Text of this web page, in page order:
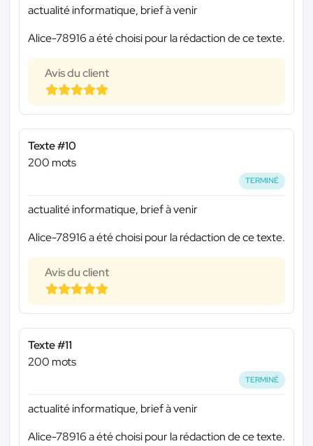
actualité informatique, brief à venir
Alice-78916 a été choisi pour la rédaction de ce texte.
Avis du client
Texte #10
200 mots
TERMINÉ
actualité informatique, brief à venir
Alice-78916 a été choisi pour la rédaction de ce texte.
Avis du client
Texte #11
200 mots
TERMINÉ
actualité informatique, brief à venir
Alice-78916 a été choisi pour la rédaction de ce texte.